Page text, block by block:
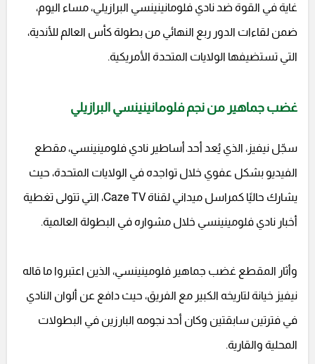
غاية في القوة ضد نادي فلومانينينسي البرازيلي، مساء اليوم،
ضمن لقاءات الدور ربع النهائي من بطولة كأس العالم للأندية،
التي تستضيفها الولايات المتحدة الأمريكية.
غضب جماهير من نجم فلومانينينسي البرازيلي
سجّل نيفيز، الذي يُعد أحد أساطير نادي فلومينينسي، مقطع
الفيديو بشكل عفوي خلال تواجده في الولايات المتحدة، حيث
يشارك حاليًا كمراسل ميداني لقناة Caze TV، التي تتولى تغطية
أخبار نادي فلومينينسي خلال مشواره في البطولة العالمية.
وأثار المقطع غضب جماهير فلومينينسي، الذين اعتبروا ما قاله
نيفيز خيانة لتاريخه الكبير مع الفريق، حيث دافع عن ألوان النادي
في فترتين سابقتين وكان أحد نجومه البارزين في البطولات
المحلية والقارية.